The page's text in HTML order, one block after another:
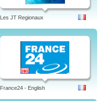
Les JT Regionaux
France24 - English